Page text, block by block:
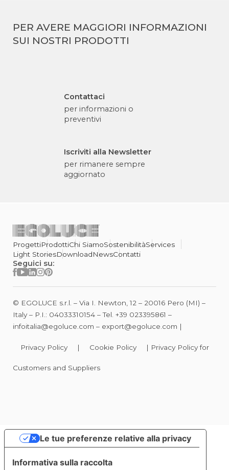
PER AVERE MAGGIORI INFORMAZIONI
SUI NOSTRI PRODOTTI
Contattaci
per informazioni o
preventivi
Iscriviti alla Newsletter
per rimanere sempre
aggiornato
ProgettiProdottiChi SiamoSostenibilitàServices
Light StoriesDownloadNewsContatti
Seguici su:
© EGOLUCE s.r.l. – Via I. Newton, 12 – 20016 Pero (MI) –
Italy – P.I.: 04033310154 – Tel. +39 023395861 –
infoitalia@egoluce.com – export@egoluce.com |
Privacy Policy | Cookie Policy | Privacy Policy for
Customers and Suppliers
Informativa sulla raccolta
Le tue preferenze relative alla privacy